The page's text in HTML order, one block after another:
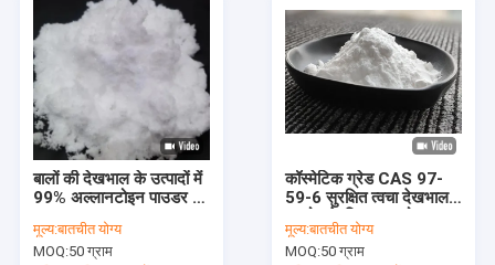
बालों की देखभाल के उत्पादों में
99% अल्लानटोइन पाउडर के
लाभ CAS No. 97-59-6
मूल्य:बातचीत योग्य
MOQ:50 ग्राम
कॉस्मेटिक ग्रेड CAS 97-
59-6 सुरक्षित त्वचा देखभाल
उपयोग के लिए एलनटोइन
पाउडर
मूल्य:बातचीत योग्य
MOQ:50 ग्राम